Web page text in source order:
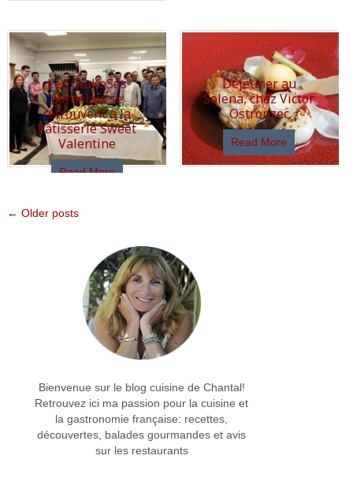
Les GluKoSés
bordelais se
retrouvent à la
Pâtisserie Sweet
Valentine
Read More
Déjeuner au
Solena, chez Victor
Ostronzec
Read More
← Older posts
Bienvenue sur le blog cuisine de Chantal!
Retrouvez ici ma passion pour la cuisine et
la gastronomie française: recettes,
découvertes, balades gourmandes et avis
sur les restaurants